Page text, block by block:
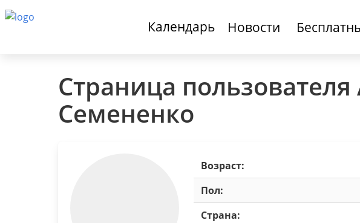
Календарь Новости
Страница пользователя
Семененко
Возраст:
Пол:
Страна: